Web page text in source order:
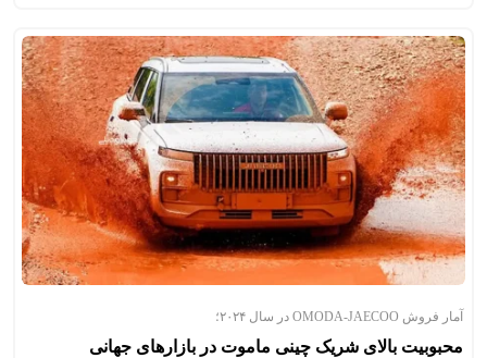
آمار فروش OMODA-JAECOO در سال ۲۰۲۴؛
محبوبیت بالای شریک چینی ماموت در بازارهای جهانی